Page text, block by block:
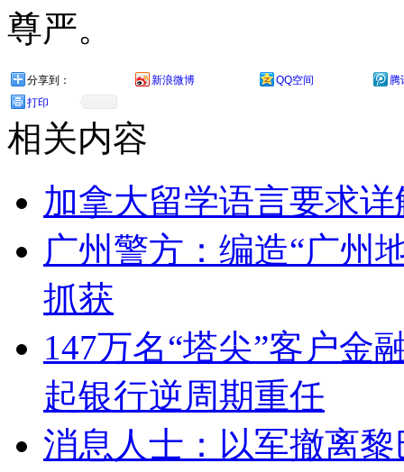
尊严。
分享到： 新浪微博 QQ空间
腾
打印
相关内容
加拿大留学语言要求
广州警方：编造“广州
抓获
147万名“塔尖”客户金
起银行逆周期重任
消息人士：以军撤离